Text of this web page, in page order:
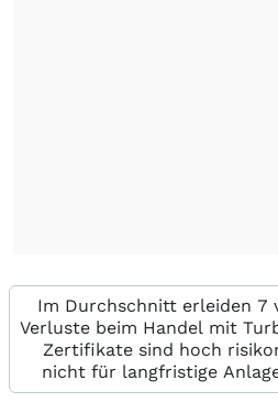
Im Durchschnitt erleiden 7
Verluste beim Handel mit
Zertifikate sind hoch
nicht für langfristige